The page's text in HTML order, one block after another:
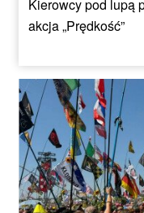
Kierowcy pod lupą
akcja „Prędkość”